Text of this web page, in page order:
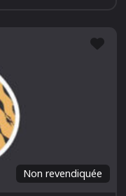
Non revendiquée